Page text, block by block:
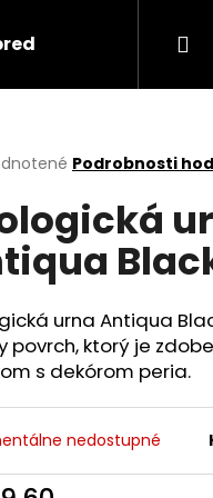
Podrobnosti
urna Antiqua
povrch, ktorý je
s dekórom peria.
nedostupné